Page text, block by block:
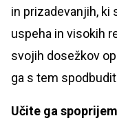
in prizadevanjih, ki
uspeha in visokih
svojih dosežkov
ga s tem
Učite ga